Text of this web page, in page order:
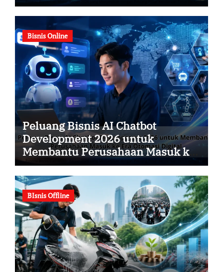
Bisnis Online
Peluang Bisnis AI Chatbot
Development 2026 untuk
Membantu Perusahaan Masuk ke
Era Otomasi Digital
BIsnis Offline